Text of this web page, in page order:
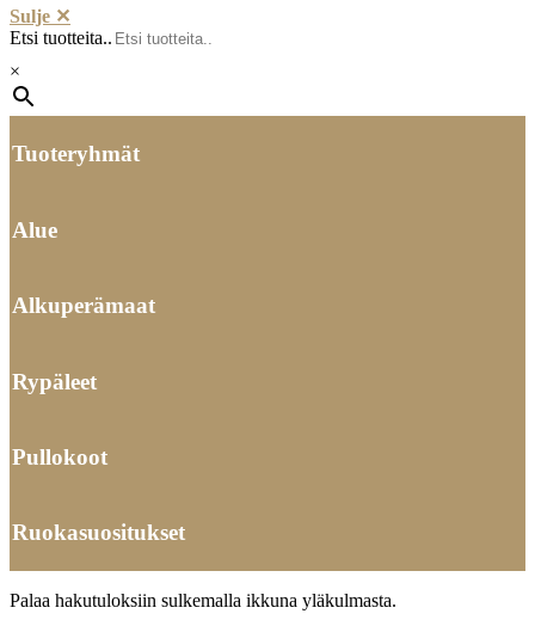
Sulje ✕
Etsi tuotteita..
×
Tuoteryhmät
Alue
Alkuperämaat
Rypäleet
Pullokoot
Ruokasuositukset
Palaa hakutuloksiin sulkemalla ikkuna yläkulmasta.